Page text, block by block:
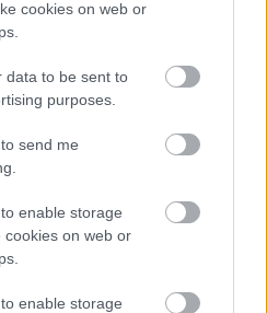
cookies on web or
data to be sent to
purposes.
send me
enable storage
cookies on web or
enable storage